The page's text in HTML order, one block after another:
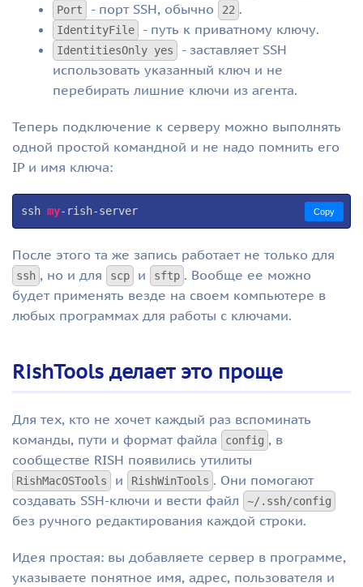
Port - порт SSH, обычно 22 .
IdentityFile - путь к приватному ключу.
IdentitiesOnly yes
- заставляет SSH
использовать указанный ключ и не
перебирать лишние ключи из агента.
Теперь подключение к серверу можно выполнять
одной простой командной и не надо помнить его
IP и имя ключа:
ssh my Copy
После этого та же запись работает не только для
ssh , но и для scp и sftp . Вообще ее можно
будет применять везде на своем компьютере в
любых программах для работы с ключами.
RishTools делает это проще
Для тех, кто не хочет каждый раз вспоминать
команды, пути и формат файла
config , в
сообществе RISH появились утилиты
RishMacOSTools и RishWinTools . Они помогают
создавать SSH-ключи и вести файл
~/.ssh/config
без ручного редактирования каждой строки.
Идея простая: вы добавляете сервер в программе,
указываете понятное имя, адрес, пользователя и